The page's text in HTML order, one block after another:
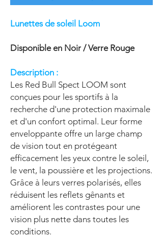
Lunettes de soleil Loom
Disponible en Noir / Verre Rouge
Description :
Les Red Bull Spect LOOM sont
conçues pour les sportifs à la
recherche d'une protection maximale
et d'un confort optimal. Leur forme
enveloppante offre un large champ
de vision tout en protégeant
efficacement les yeux contre le soleil,
le vent, la poussière et les projections.
Grâce à leurs verres polarisés, elles
réduisent les reflets gênants et
améliorent les contrastes pour une
vision plus nette dans toutes les
conditions.